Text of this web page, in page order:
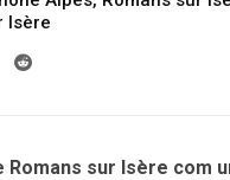
prix :
Isère
sur Isère com